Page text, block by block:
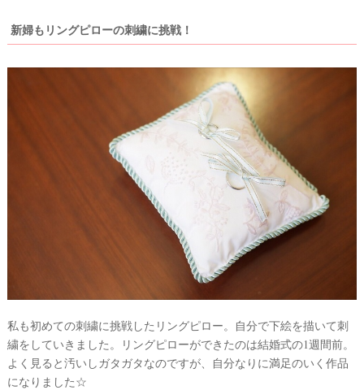
新婦もリングピローの刺繍に挑戦！
私も初めての刺繍に挑戦したリングピロー。自分で下絵を描いて刺
繍をしていきました。リングピローができたのは結婚式の1週間前。
よく見ると汚いしガタガタなのですが、自分なりに満足のいく作品
になりました☆